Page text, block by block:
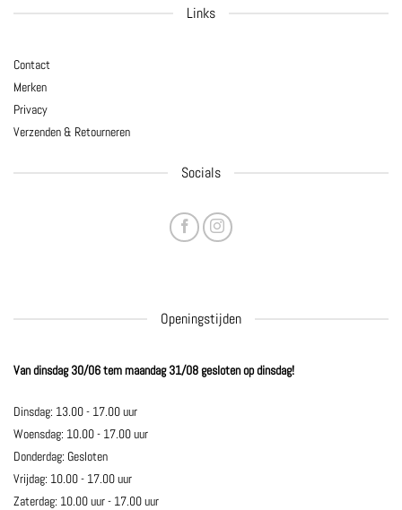
Links
Contact
Merken
Privacy
Verzenden & Retourneren
Socials
Openingstijden
Van dinsdag 30/06 tem maandag 31/08 gesloten op dinsdag!
Dinsdag: 13.00 - 17.00 uur
Woensdag: 10.00 - 17.00 uur
Donderdag: Gesloten
Vrijdag: 10.00 - 17.00 uur
Zaterdag: 10.00 uur - 17.00 uur